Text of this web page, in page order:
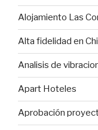
Alojamiento Las
Alta fidelidad en
Analisis de
Apart Hoteles
Aprobación